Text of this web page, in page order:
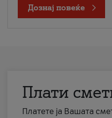
Дознај повеќе
Плати
Платете ја Вашата